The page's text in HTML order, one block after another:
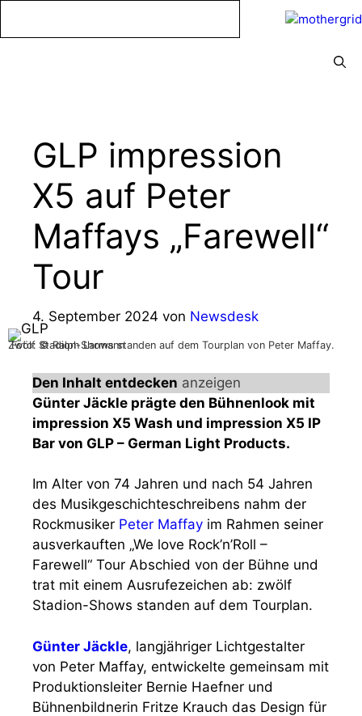
GLP impression
X5 auf Peter
Maffays „Farewell“
Tour
4. September 2024 von Newsdesk
Zwölf Stadion-Shows standen auf dem Tourplan von Peter Maffay. .Foto: © Ralph Larmann
Den Inhalt entdecken anzeigen
Günter Jäckle prägte den Bühnenlook mit
impression X5 Wash und impression X5 IP
Bar von GLP – German Light Products.
Im Alter von 74 Jahren und nach 54 Jahren
des Musikgeschichteschreibens nahm der
Rockmusiker Peter Maffay im Rahmen seiner
ausverkauften „We love Rock’n’Roll –
Farewell“ Tour Abschied von der Bühne und
trat mit einem Ausrufezeichen ab: zwölf
Stadion-Shows standen auf dem Tourplan.
Günter Jäckle, langjähriger Lichtgestalter
von Peter Maffay, entwickelte gemeinsam mit
Produktionsleiter Bernie Haefner und
Bühnenbildnerin Fritze Krauch das Design für